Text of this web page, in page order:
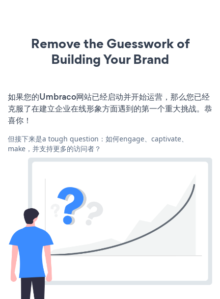
Remove the Guesswork of
Building Your Brand
如果您的Umbraco网站已经启动并开始运营，那么您已经
克服了在建立企业在线形象方面遇到的第一个重大挑战。恭
喜你！
但接下来是a tough question：如何engage、captivate、
make，并支持更多的访问者？